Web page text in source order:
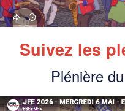
Suivez les
Plénière